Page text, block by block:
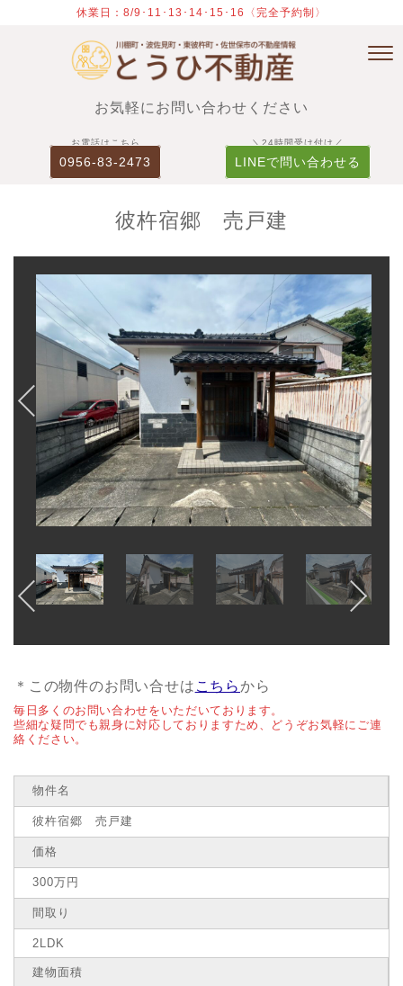
休業日：8/9･11･13･14･15･16〈完全予約制〉
お気軽にお問い合わせください
お電話はこちら
0956-83-2473
＼24時間受け付け／
LINEで問い合わせる
彼杵宿郷 売戸建
＊この物件のお問い合せは こちらから
毎日多くのお問い合わせをいただいております。
些細な疑問でも親身に対応しておりますため、どうぞお気軽にご連
絡ください。
物件名
彼杵宿郷 売戸建
価格
300万円
間取り
2LDK
建物面積